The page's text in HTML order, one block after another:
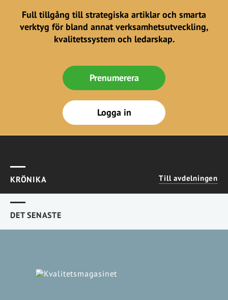
Full tillgång till strategiska artiklar och smarta
verktyg för bland annat verksamhetsutveckling,
kvalitetssystem och ledarskap.
Prenumerera
Logga in
KRÖNIKA Till avdelningen
DET SENASTE